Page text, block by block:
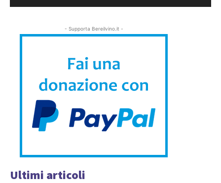
- Supporta Bereilvino.it -
Ultimi articoli